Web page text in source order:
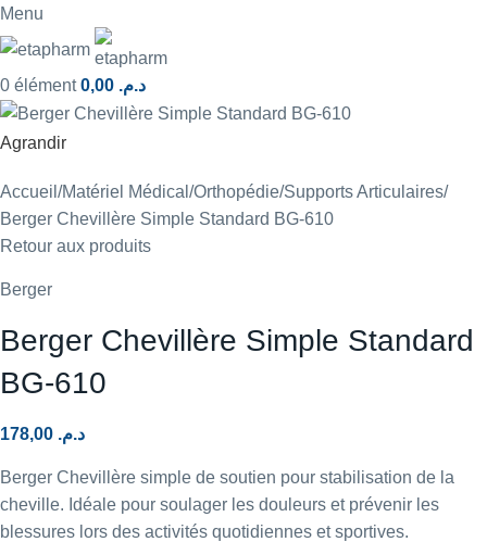
Menu
0 élément د.م.
Agrandir
Accueil Matériel Médical Orthopédie Supports Articulaires
Berger Chevillère Simple Standard BG-610
Retour aux produits
Berger
Berger Chevillère Simple Standard
BG-610
د.م.
Berger Chevillère simple de soutien pour stabilisation de la
cheville. Idéale pour soulager les douleurs et prévenir les
blessures lors des activités quotidiennes et sportives.